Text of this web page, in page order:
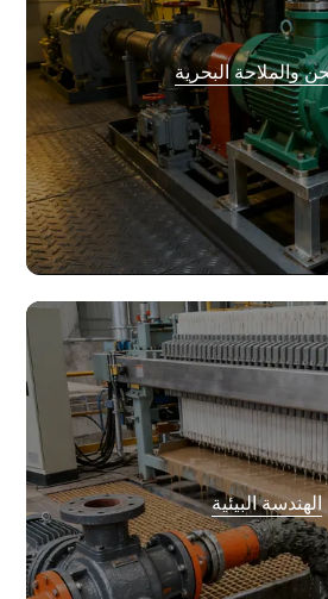
والملاحة البحرية
الشحن والملاحة البحرية
الصحي لمياه صابورة السفن وتصريف قاع
الأنابيب، مضخة متعددة المراحل، مضخة شفط
مزدوج، مضخة طين غاطسة
الهندسة البيئية